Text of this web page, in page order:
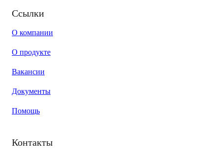
Ссылки
О компании
О продукте
Вакансии
Документы
Помощь
Контакты